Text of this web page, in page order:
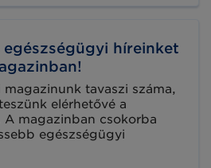
egészségügyi híreinket
magazinunk tavaszi száma,
elérhetővé a
A magazinban csokorba
egészségügyi
is. Lapozzon bele most!